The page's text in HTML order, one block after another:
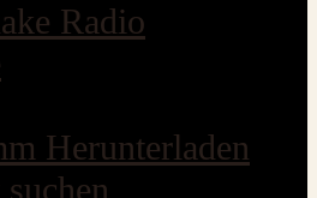
Radio
Herunterladen